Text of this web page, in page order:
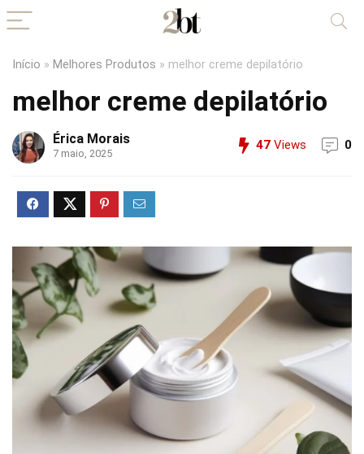
Início » Melhores Produtos » melhor creme depilatório
melhor creme depilatório
Érica Morais
7 maio, 2025
47 Views 0